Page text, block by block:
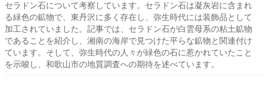
セラドン石について考察しています。セラドン石は凝灰岩に含まれ
る緑色の鉱物で、東丹沢に多く存在し、弥生時代には装飾品として
加工されていました。記事では、セラドン石が白雲母系の粘土鉱物
であることを紹介し、湘南の海岸で見つけた平らな鉱物と関連付け
ています。そして、弥生時代の人々が緑色の石に惹かれていたこと
を示唆し、和歌山市の地質調査への期待を述べています。